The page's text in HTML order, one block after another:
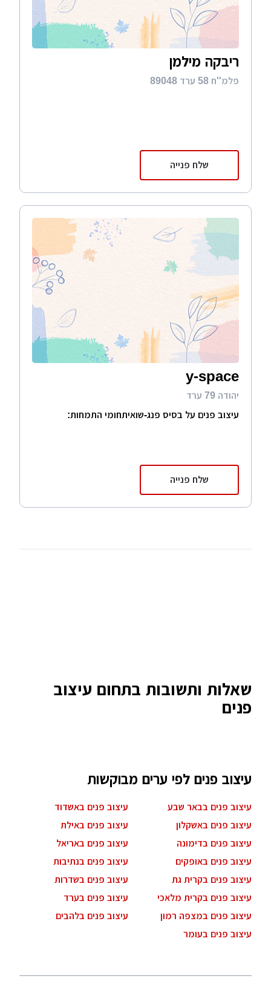
ריבקה מילמן
פלמ''ח 58 ערד 89048
שלח פנייה
y-space
יהודה 79 ערד
עיצוב פנים על בסיס פנג-שואיתחומי התמחות:
שלח פנייה
שאלות ותשובות בתחום עיצוב
פנים
עיצוב פנים לפי ערים מבוקשות
עיצוב פנים בבאר שבע
עיצוב פנים באשדוד
עיצוב פנים באשקלון
עיצוב פנים באילת
עיצוב פנים בדימונה
עיצוב פנים באריאל
עיצוב פנים באופקים
עיצוב פנים בנתיבות
עיצוב פנים בקרית גת
עיצוב פנים בשדרות
עיצוב פנים בקרית מלאכי
עיצוב פנים בערד
עיצוב פנים במצפה רמון
עיצוב פנים בלהבים
עיצוב פנים בעומר